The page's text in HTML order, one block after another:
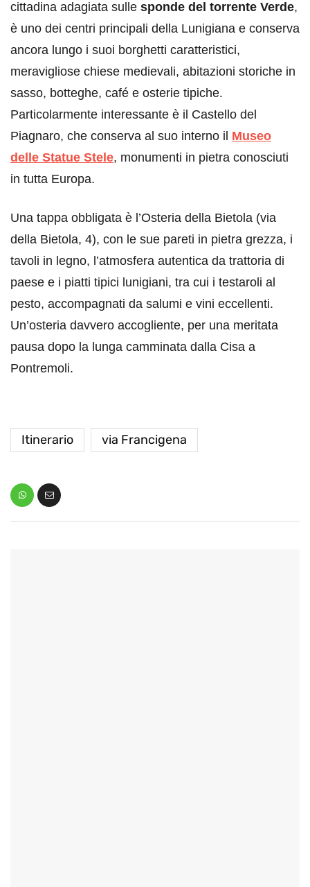
cittadina adagiata sulle sponde del torrente Verde,
è uno dei centri principali della Lunigiana e conserva
ancora lungo i suoi borghetti caratteristici,
meravigliose chiese medievali, abitazioni storiche in
sasso, botteghe, café e osterie tipiche.
Particolarmente interessante è il Castello del
Piagnaro, che conserva al suo interno il Museo
delle Statue Stele, monumenti in pietra conosciuti
in tutta Europa.
Una tappa obbligata è l’Osteria della Bietola (via
della Bietola, 4), con le sue pareti in pietra grezza, i
tavoli in legno, l’atmosfera autentica da trattoria di
paese e i piatti tipici lunigiani, tra cui i testaroli al
pesto, accompagnati da salumi e vini eccellenti.
Un’osteria davvero accogliente, per una meritata
pausa dopo la lunga camminata dalla Cisa a
Pontremoli.
Itinerario via Francigena